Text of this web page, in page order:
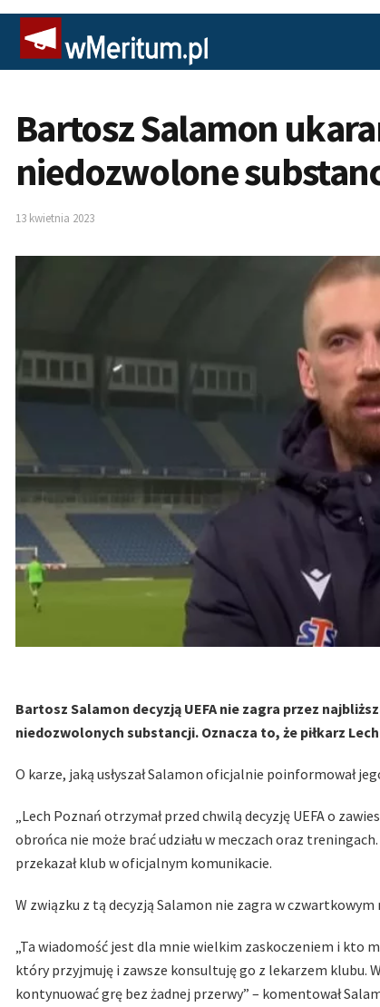
Bartosz Salamon
niedozwolone
13 kwietnia 2023
Bartosz Salamon decyzją UEFA nie zagra przez
niedozwolonych substancji. Oznacza to, że piłkarz
O karze, jaką usłyszał Salamon oficjalnie poinformował
„Lech Poznań otrzymał przed chwilą decyzję UEFA o
obrońca nie może brać udziału w meczach oraz
przekazał klub w oficjalnym komunikacie.
W związku z tą decyzją Salamon nie zagra w
„Ta wiadomość jest dla mnie wielkim zaskoczeniem i kto
który przyjmuję i zawsze konsultuję go z lekarzem klubu.
kontynuować grę bez żadnej przerwy” – komentował